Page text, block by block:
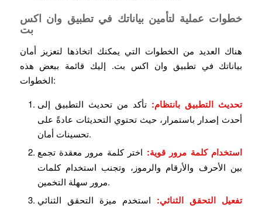
خطوات عملية لتأمين بياناتك في تطبيق وان اكس
بت
هناك العديد من الخطوات التي يمكنك اتخاذها لتعزيز أمان
بياناتك في تطبيق وان اكس بت. إليك قائمة ببعض هذه
الخطوات:
تحديث التطبيق بانتظام: تأكد من تحديث التطبيق إلى
أحدث إصدار باستمرار، حيث تحتوي التحديثات عادةً على
تحسينات أمان.
استخدام كلمة مرور قوية: اختر كلمة مرور معقدة تجمع
بين الأحرف والأرقام والرموز، وتجنب استخدام كلمات
مرور سهلة التخمين.
تفعيل التحقق الثنائي: استخدم ميزة التحقق الثنائي